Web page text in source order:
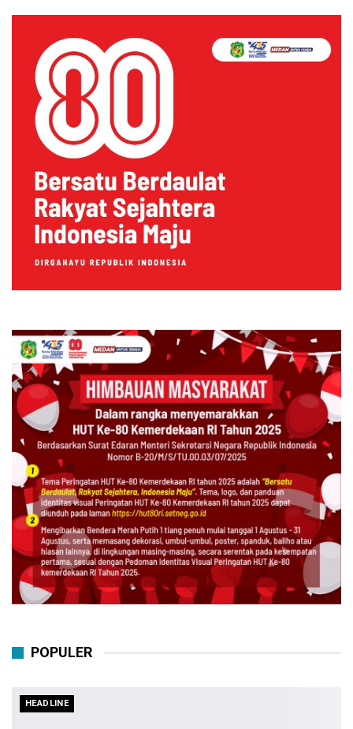
POPULER
HEADLINE